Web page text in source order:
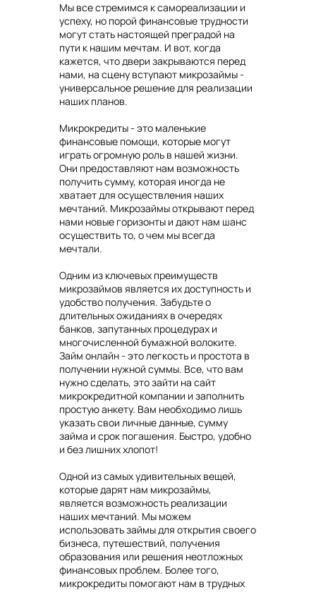
Мы все стремимся к самореализации и
успеху, но порой финансовые трудности
могут стать настоящей преградой на
пути к нашим мечтам. И вот, когда
кажется, что двери закрываются перед
нами, на сцену вступают микрозаймы -
универсальное решение для реализации
наших планов.
Микрокредиты - это маленькие
финансовые помощи, которые могут
играть огромную роль в нашей жизни.
Они предоставляют нам возможность
получить сумму, которая иногда не
хватает для осуществления наших
мечтаний. Микрозаймы открывают перед
нами новые горизонты и дают нам шанс
осуществить то, о чем мы всегда
мечтали.
Одним из ключевых преимуществ
микрозаймов является их доступность и
удобство получения. Забудьте о
длительных ожиданиях в очередях
банков, запутанных процедурах и
многочисленной бумажной волоките.
Займ онлайн - это легкость и простота в
получении нужной суммы. Все, что вам
нужно сделать, это зайти на сайт
микрокредитной компании и заполнить
простую анкету. Вам необходимо лишь
указать свои личные данные, сумму
займа и срок погашения. Быстро, удобно
и без лишних хлопот!
Одной из самых удивительных вещей,
которые дарят нам микрозаймы,
является возможность реализации
наших мечтаний. Мы можем
использовать займы для открытия своего
бизнеса, путешествий, получения
образования или решения неотложных
финансовых проблем. Более того,
микрокредиты помогают нам в трудных